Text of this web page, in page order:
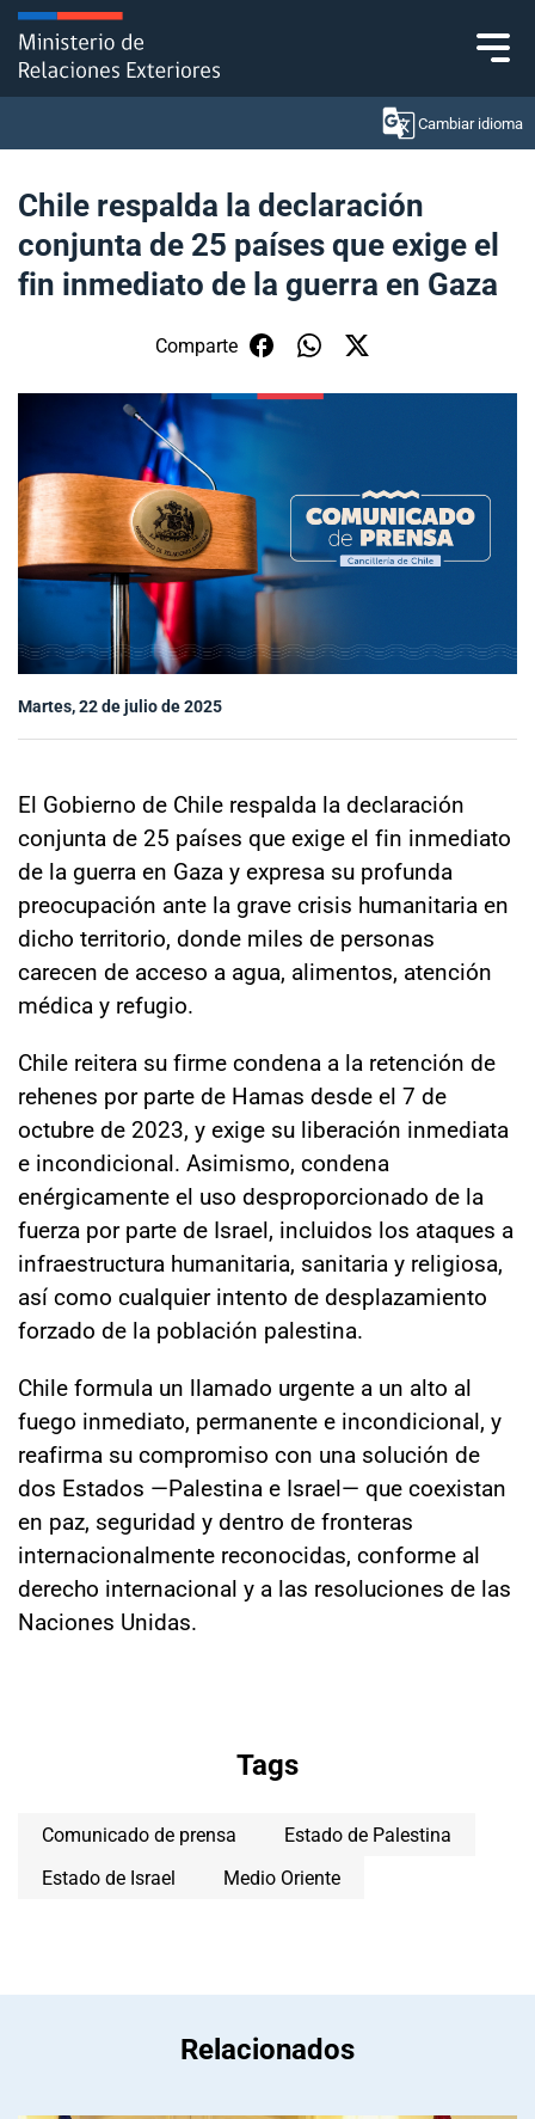
Click acá para ir directamente al contenido
Cambiar idioma
Ministerio
Política Exterior
Embajadas y consulados
Servicios ciudadanos
Subsecretaría de Relaciones Económicas
Internacionales
Sala de prensa
modo claro
Chile respalda la declaración
conjunta de 25 países que exige el
fin inmediato de la guerra en Gaza
Comparte
Martes, 22 de julio de 2025
El Gobierno de Chile respalda la declaración
conjunta de 25 países que exige el fin inmediato
de la guerra en Gaza y expresa su profunda
preocupación ante la grave crisis humanitaria en
dicho territorio, donde miles de personas
carecen de acceso a agua, alimentos, atención
médica y refugio.
Chile reitera su firme condena a la retención de
rehenes por parte de Hamas desde el 7 de
octubre de 2023, y exige su liberación inmediata
e incondicional. Asimismo, condena
enérgicamente el uso desproporcionado de la
fuerza por parte de Israel, incluidos los ataques a
infraestructura humanitaria, sanitaria y religiosa,
así como cualquier intento de desplazamiento
forzado de la población palestina.
Chile formula un llamado urgente a un alto al
fuego inmediato, permanente e incondicional, y
reafirma su compromiso con una solución de
dos Estados —Palestina e Israel— que coexistan
en paz, seguridad y dentro de fronteras
internacionalmente reconocidas, conforme al
derecho internacional y a las resoluciones de las
Naciones Unidas.
Tags
Comunicado de prensa
Estado de Palestina
Estado de Israel
Medio Oriente
Relacionados